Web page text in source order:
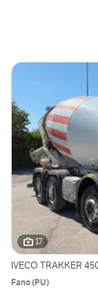
17
IVECO TRAKKER
Fano(PU)